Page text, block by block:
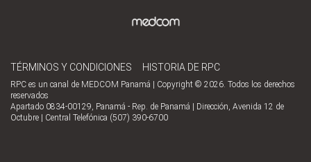
TÉRMINOS Y CONDICIONES HISTORIA DE RPC
RPC es un canal de MEDCOM Panamá | Copyright © 2026. Todos los derechos
reservados
Apartado 0834-00129, Panamá - Rep. de Panamá | Dirección, Avenida 12 de
Octubre | Central Telefónica (507) 390-6700